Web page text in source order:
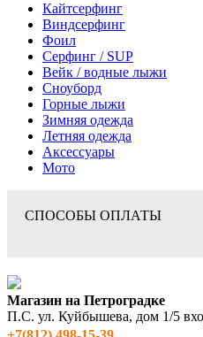
Кайтсерфинг
Виндсерфинг
Фоил
Серфинг / SUP
Вейк / водные лыжи
Сноуборд
Горные лыжи
Зимняя одежда
Летняя одежда
Аксессуары
Мото
СПОСОБЫ ОПЛАТЫ
Магазин на Петроградке
П.С. ул. Куйбышева, дом 1/5